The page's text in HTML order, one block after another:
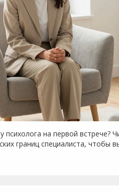
психолога на первой встрече?
границ специалиста, чтобы